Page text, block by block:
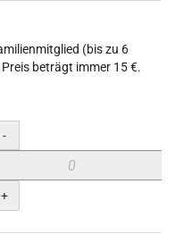
(bis zu 6
beträgt immer 15 €.
-
+